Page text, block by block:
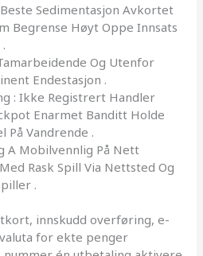
Sedimentasjon Avkortet
Begrense Høyt Oppe Innsats
Og Utenfor
Endestasjon .
: Ikke Registrert Handler
Enarmet Banditt Holde
På Vandrende .
A Mobilvennlig På Nett
Rask Spill Via Nettsted Og
.
innskudd overføring, e-
for ekte penger